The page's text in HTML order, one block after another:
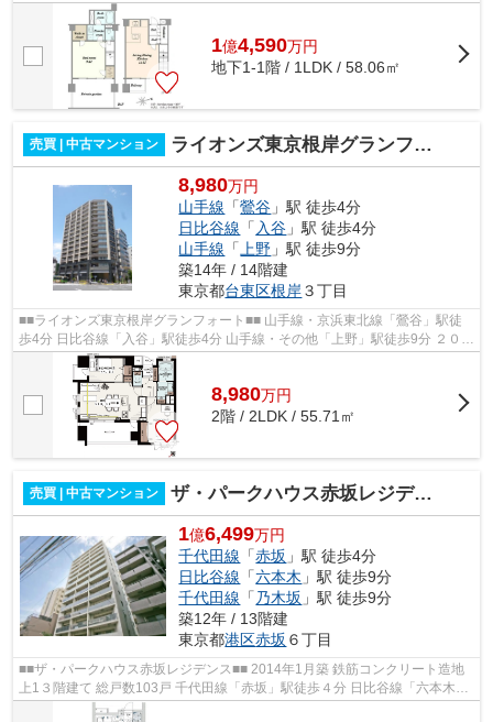
っと 目黒中央中学校 中目黒小学校
1億4,590万円
地下1-1階 / 1LDK / 58.06㎡
売買 | 中古マンション ライオンズ東京根岸グランフォート
8,980万円
山手線 「鶯谷 」駅 徒歩4分
日比谷線 「 入谷 」駅 徒歩4分
山手線 「 上野 」駅 徒歩9分
築14年 / 14階建
東京都台東区根岸３丁目
■■ライオンズ東京根岸グランフォート■■ 山手線・京浜東北線「鶯谷」駅徒
歩4分 日比谷線「入谷」駅徒歩4分 山手線・その他「上野」駅徒歩9分 ２０１
２年３月完成 総戸数７６戸 ペッ...
8,980万円
2階 / 2LDK / 55.71㎡
売買 | 中古マンション ザ・パークハウス赤坂レジデンス
1億6,499万円
千代田線 「赤坂 」駅 徒歩4分
日比谷線 「六本木 」駅 徒歩9分
千代田線 「 乃木坂 」駅 徒歩9分
築12年 / 13階建
東京都港区赤坂 ６丁目
■■ザ・パークハウス赤坂レジデンス■■ 2014年1月築 鉄筋コンクリート造地
上1３階建て 総戸数103戸 千代田線「赤坂」駅徒歩４分 日比谷線「六本木」
駅徒歩9分 千代田線「乃木坂」駅徒...